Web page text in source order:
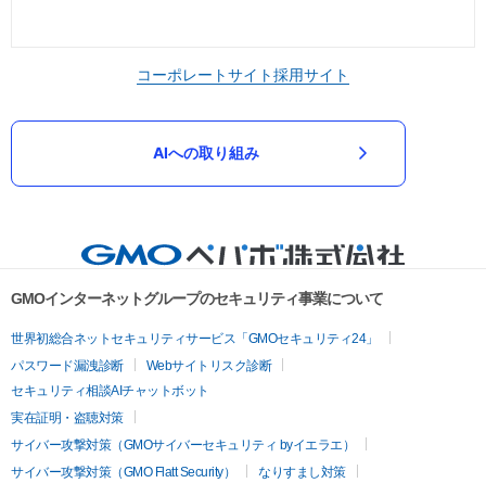
コーポレートサイト採用サイト
AIへの取り組み
GMOインターネットグループのセキュリティ事業について
世界初総合ネットセキュリティサービス「GMOセキュリティ24」
パスワード漏洩診断
Webサイトリスク診断
セキュリティ相談AIチャットボット
実在証明・盗聴対策
サイバー攻撃対策（GMOサイバーセキュリティ byイエラエ）
サイバー攻撃対策（GMO Flatt Security）
なりすまし対策